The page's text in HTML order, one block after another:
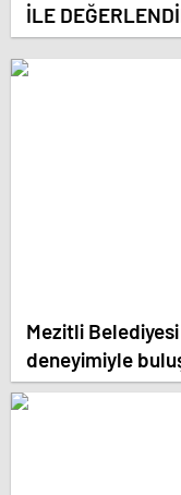
İLE
Mezitli
deneyimiyle